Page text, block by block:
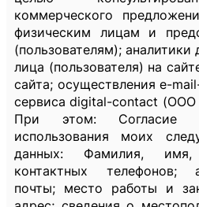
коммерческого
физическим лицам и
(пользователям); аналитики
лица (пользователя) на
сайта; осуществления e-
сервиса digital-contact (ООО
При этом: Согласие
использования моих
данных: Фамилия, имя,
контактных телефонов;
почты; место работы и